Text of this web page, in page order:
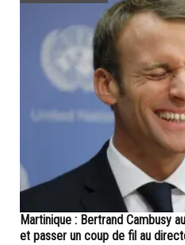
Martinique : Bertrand Cambusy
et passer un coup de fil au